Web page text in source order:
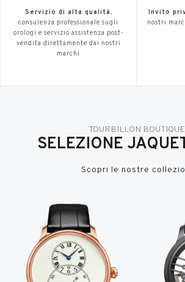
Servizio di alta qualità,
consulenza professionale sugli
orologi e servizio assistenza post-
vendita direttamente dai nostri
marchi
Invito
nostri
TOURBILLON BOUTIQUE
SELEZIONE
Scopri le nostre